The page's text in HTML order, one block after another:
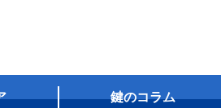
鍵のコラム